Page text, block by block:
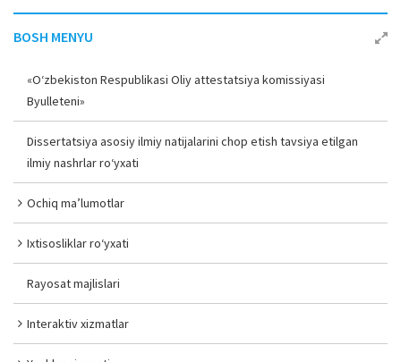
BOSH MENYU
«O‘zbekiston Respublikasi Oliy attestatsiya komissiyasi
Byulleteni»
Dissertatsiya asosiy ilmiy natijalarini chop etish tavsiya etilgan
ilmiy nashrlar ro‘yxati
Ochiq ma’lumotlar
Ixtisosliklar ro‘yxati
Rayosat majlislari
Interaktiv xizmatlar